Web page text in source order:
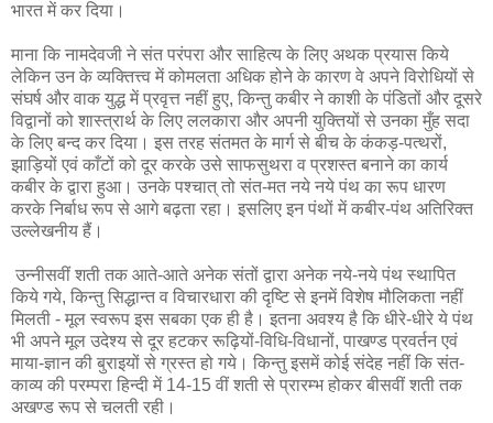
भारत में कर दिया।
माना कि नामदेवजी ने संत परंपरा और साहित्य के लिए अथक प्रयास किये
लेकिन उन के व्यक्तित्त्व में कोमलता अधिक होने के कारण वे अपने विरोधियों से
संघर्ष और वाक युद्ध में प्रवृत्त नहीं हुए, किन्तु कबीर ने काशी के पंडितों और दूसरे
विद्वानों को शास्त्रार्थ के लिए ललकारा और अपनी युक्तियों से उनका मुँह सदा
के लिए बन्द कर दिया। इस तरह संतमत के मार्ग से बीच के कंकड़-पत्थरों,
झाड़ियों एवं काँटों को दूर करके उसे साफसुथरा व प्रशस्त बनाने का कार्य
कबीर के द्वारा हुआ। उनके पश्चात् तो संत-मत नये नये पंथ का रूप धारण
करके निर्बाध रूप से आगे बढ़ता रहा। इसलिए इन पंथों में कबीर-पंथ अतिरिक्त
उल्लेखनीय हैं।
उन्नीसवीं शती तक आते-आते अनेक संतों द्वारा अनेक नये-नये पंथ स्थापित
किये गये, किन्तु सिद्धान्त व विचारधारा की दृष्टि से इनमें विशेष मौलिकता नहीं
मिलती - मूल स्वरूप इस सबका एक ही है। इतना अवश्य है कि धीरे-धीरे ये पंथ
भी अपने मूल उदेश्य से दूर हटकर रूढ़ियों-विधि-विधानों, पाखण्ड प्रवर्तन एवं
माया-ज्ञान की बुराइयों से ग्रस्त हो गये। किन्तु इसमें कोई संदेह नहीं कि संत-
काव्य की परम्परा हिन्दी में 14-15 वीं शती से प्रारम्भ होकर बीसवीं शती तक
अखण्ड रूप से चलती रही।